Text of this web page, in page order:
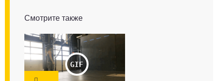
Смотрите также